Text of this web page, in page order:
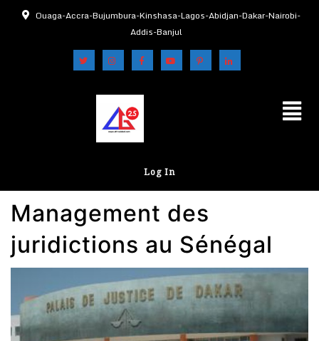
Ouaga-Accra-Bujumbura-Kinshasa-Lagos-Abidjan-Dakar-Nairobi-
Addis-Banjul
Log In
Management des
juridictions au Sénégal